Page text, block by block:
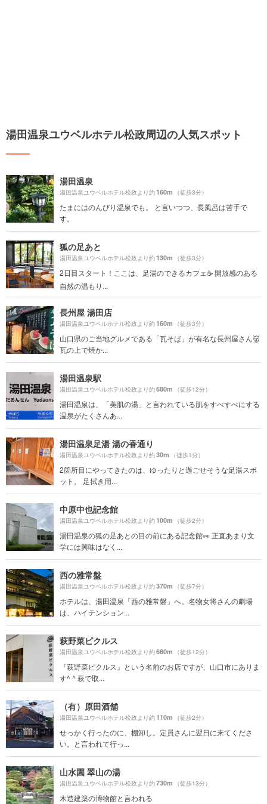
湯田温泉ユウベルホテル松政周辺の人気スポット
湯田温泉
湯田温泉ユウベルホテル松政より約160m （徒歩3分）
たまにはのんびり温泉でも。 と言いつつ、長風呂は苦手で
す。
狐の足あと
湯田温泉ユウベルホテル松政より約130m （徒歩3分）
2日目スタート！ここは、足湯のできるカフェ☕️ 開放感のある
自然の温もり...
長州屋 湯田店
湯田温泉ユウベルホテル松政より約160m （徒歩3分）
山口県のご当地グルメである「瓦そば」が有名な長州屋さん👹
瓦の上で焼か...
湯田温泉駅
湯田温泉ユウベルホテル松政より約680m （徒歩12分）
湯田温泉は、「美肌の湯」と言われている肌をすべすべにする
温泉がたくさんあ...
湯田温泉足湯 湯の香通り
湯田温泉ユウベルホテル松政より約30m （徒歩1分）
2箇所目にやってきたのは、ゆったりと過ごせそうな足湯スポ
ット。 足拭き用...
中原中也記念館
湯田温泉ユウベルホテル松政より約100m （徒歩2分）
湯田温泉の狐の足あとの目の前にある記念館👀 正直あまり文
学には興味はなく...
西の雅常盤
湯田温泉ユウベルホテル松政より約370m （徒歩7分）
ホテルは、湯田温泉「西の雅常磐」へ。名物女将さんの劇場
は、ハイテンション...
萩野菜ピクルス
湯田温泉ユウベルホテル松政より約680m （徒歩12分）
『萩野菜ピクルス』という名前のお店ですが、山口市にありま
す^ ^ 萩で取...
（有）原田酒舗
湯田温泉ユウベルホテル松政より約110m （徒歩2分）
せっかく行ったのに、棚卸し。定員さんに翌日に来てくださ
い。と言われて行っ...
山水園 翠山の湯
湯田温泉ユウベルホテル松政より約730m （徒歩13分）
木造建築の博物館と言われる